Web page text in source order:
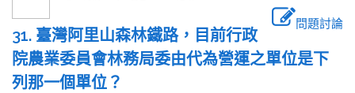
問題討論
31. 臺灣阿里山森林鐵路，目前行政
院農業委員會林務局委由代為營運之單位是下
列那一個單位？